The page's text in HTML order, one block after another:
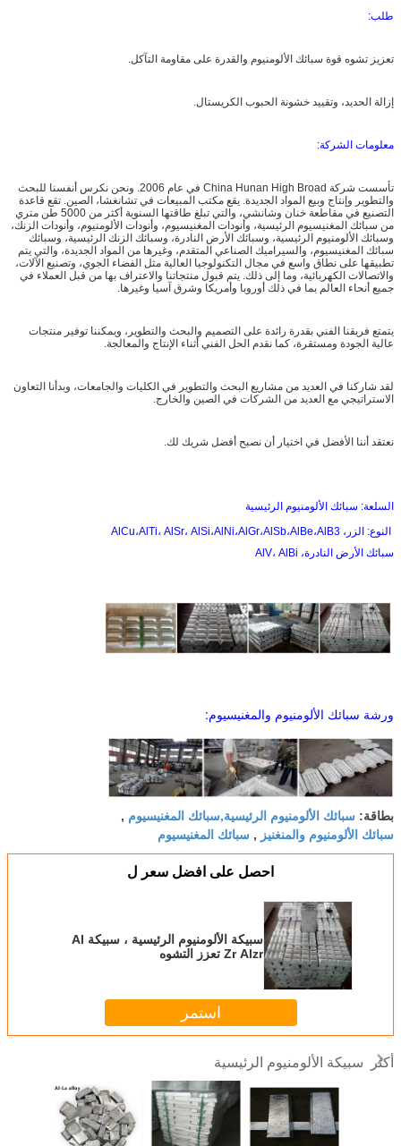
طلب:
تعزيز تشوه قوة سبائك الألومنيوم والقدرة على مقاومة التآكل.
إزالة الحديد، وتقييد خشونة الحبوب الكريستال.
معلومات الشركة:
تأسست شركة China Hunan High Broad في عام 2006. ونحن نكرس أنفسنا للبحث
والتطوير وإنتاج وبيع المواد الجديدة. يقع مكتب المبيعات في تشانغشا، الصين. تقع قاعدة
التصنيع في مقاطعة خنان وشانشي، والتي تبلغ طاقتها السنوية أكثر من 5000 طن متري
من سبائك المغنيسيوم الرئيسية، وأنودات المغنيسيوم، وأنودات الألومنيوم، وأنودات الزنك،
وسبائك الألومنيوم الرئيسية، وسبائك الأرض النادرة، وسبائك الزنك الرئيسية، وسبائك
سبائك المغنيسيوم، والسيراميك الصناعي المتقدم، وغيرها من المواد الجديدة، والتي يتم
تطبيقها على نطاق واسع في مجال التكنولوجيا العالية مثل الفضاء الجوي، وتصنيع الآلات،
والاتصالات الكهربائية، وما إلى ذلك. يتم قبول منتجاتنا والاعتراف بها من قبل العملاء في
جميع أنحاء العالم بما في ذلك أوروبا وأمريكا وشرق آسيا وغيرها.
يتمتع فريقنا الفني بقدرة رائدة على التصميم والبحث والتطوير، ويمكننا توفير منتجات
عالية الجودة ومستقرة، كما نقدم الحل الفني أثناء الإنتاج والمعالجة.
لقد شاركنا في العديد من مشاريع البحث والتطوير في الكليات والجامعات، وبدأنا التعاون
الاستراتيجي مع العديد من الشركات في الصين والخارج.
نعتقد أننا الأفضل في اختيار أن نصبح أفضل شريك لك.
السلعة: سبائك الألومنيوم الرئيسية
النوع: الزر، AlCu،AlTi، AlSr، AlSi،AlNi،AlGr،AlSb،AlBe،AlB3
سبائك الأرض النادرة، AlV، AlBi
ورشة سبائك الألومنيوم والمغنيسيوم:
بطاقة: سبائك الألومنيوم الرئيسية,سبائك المغنيسيوم ,
سبائك الألومنيوم والمنغنيز , سبائك المغنيسيوم
احصل على افضل سعر ل
سبيكة الألومنيوم الرئيسية ، سبيكة Al
Zr Alzr تعزز التشوه
استمر
أكثر سبيكة الألومنيوم الرئيسية